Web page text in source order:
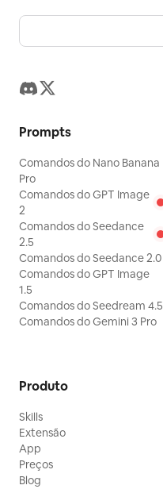
Prompts
Comandos do Nano Banana
Pro
Comandos do GPT Image
2
Comandos do Seedance
2.5
Comandos do Seedance 2.0
Comandos do GPT Image
1.5
Comandos do Seedream 4.5
Comandos do Gemini 3 Pro
Produto
Skills
Extensão
App
Preços
Blog